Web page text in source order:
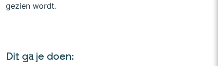
gezien wordt.
Dit ga je doen: